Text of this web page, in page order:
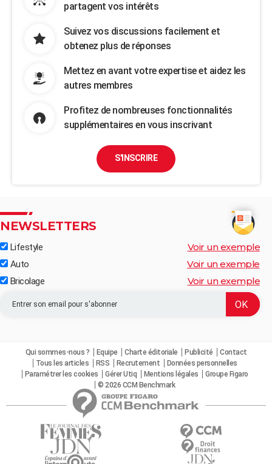
partagent vos intérêts
Suivez vos discussions facilement et
obtenez plus de réponses
Mettez en avant votre expertise et aidez les
autres membres
Profitez de nombreuses fonctionnalités
supplémentaires en vous inscrivant
S'INSCRIRE
NEWSLETTERS
Lifestyle Voir un exemple
Auto Voir un exemple
Bricolage Voir un exemple
Qui sommes-nous ? Equipe Charte éditoriale Publicité
Contact
Tous les articles
RSS Recrutement
Données personnelles
Paramétrer les cookies
Gérer Utiq Mentions légales
Groupe Figaro
© 2026 CCM Benchmark